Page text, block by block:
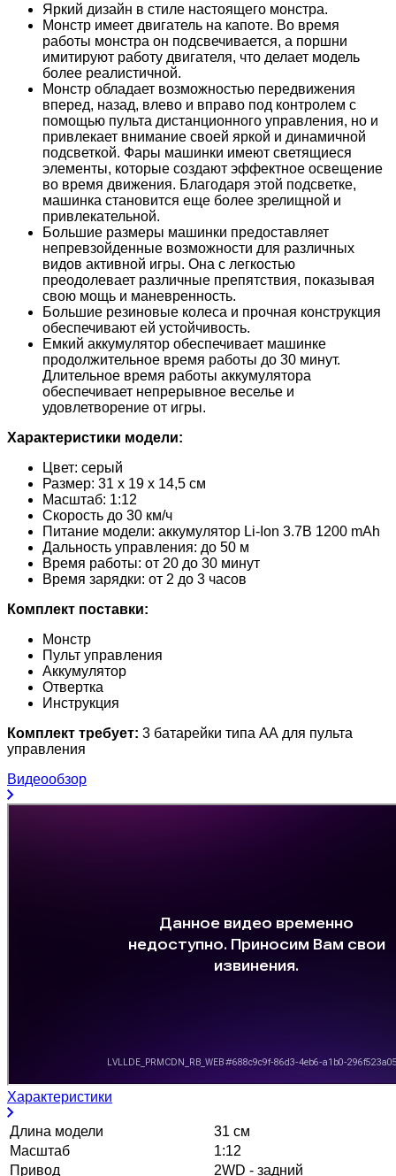
Яркий дизайн в стиле настоящего монстра.
Монстр имеет двигатель на капоте. Во время
работы монстра он подсвечивается, а поршни
имитируют работу двигателя, что делает модель
более реалистичной.
Монстр обладает возможностью передвижения
вперед, назад, влево и вправо под контролем с
помощью пульта дистанционного управления, но и
привлекает внимание своей яркой и динамичной
подсветкой. Фары машинки имеют светящиеся
элементы, которые создают эффектное освещение
во время движения. Благодаря этой подсветке,
машинка становится еще более зрелищной и
привлекательной.
Большие размеры машинки предоставляет
непревзойденные возможности для различных
видов активной игры. Она с легкостью
преодолевает различные препятствия, показывая
свою мощь и маневренность.
Большие резиновые колеса и прочная конструкция
обеспечивают ей устойчивость.
Емкий аккумулятор обеспечивает машинке
продолжительное время работы до 30 минут.
Длительное время работы аккумулятора
обеспечивает непрерывное веселье и
удовлетворение от игры.
Характеристики модели:
Цвет: серый
Размер: 31 х 19 х 14,5 см
Масштаб: 1:12
Скорость до 30 км/ч
Питание модели: аккумулятор Li-Ion 3.7В 1200 mAh
Дальность управления: до 50 м
Время работы: от 20 до 30 минут
Время зарядки: от 2 до 3 часов
Комплект поставки:
Монстр
Пульт управления
Аккумулятор
Отвертка
Инструкция
Комплект требует: 3 батарейки типа АА для пульта
управления
Видеообзор
Характеристики
Длина модели
31 см
Масштаб
1:12
Привод
2WD - задний